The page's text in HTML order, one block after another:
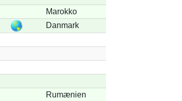
Marokko
Danmark
Rumænien